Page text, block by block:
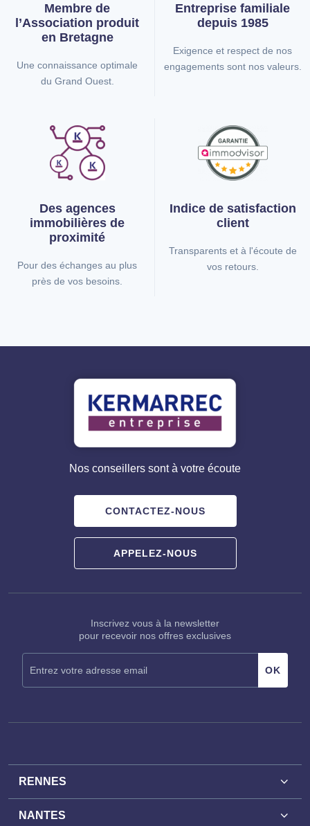
Membre de
l’Association produit
en Bretagne
Une connaissance optimale
du Grand Ouest.
Entreprise familiale
depuis 1985
Exigence et respect de nos
engagements sont nos valeurs.
Des agences
immobilières de
proximité
Pour des échanges au plus
près de vos besoins.
Indice desatisfaction
client
Transparents et à l'écoute de
vos retours.
Nos conseillers sont à votre écoute
CONTACTEZ-NOUS
APPELEZ-NOUS
Inscrivez vous à la newsletter
pour recevoir nos offres exclusives
RENNES
Achat bureaux Rennes
NANTES